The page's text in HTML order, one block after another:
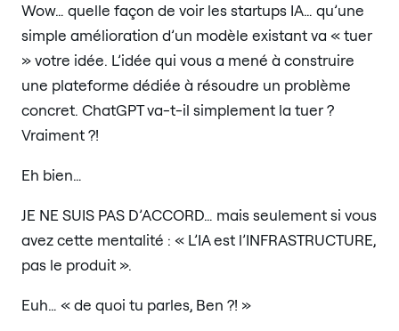
Wow… quelle façon de voir les startups IA… qu’une
simple amélioration d’un modèle existant va « tuer
» votre idée. L’idée qui vous a mené à construire
une plateforme dédiée à résoudre un problème
concret. ChatGPT va-t-il simplement la tuer ?
Vraiment ?!
Eh bien…
JE NE SUIS PAS D’ACCORD… mais seulement si vous
avez cette mentalité : « L’IA est l’INFRASTRUCTURE,
pas le produit ».
Euh… « de quoi tu parles, Ben ?! »